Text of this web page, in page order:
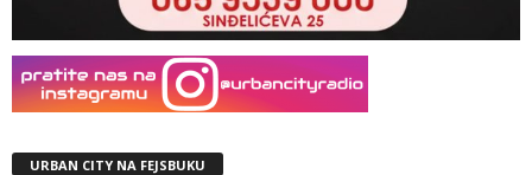
URBAN CITY NA FEJSBUKU